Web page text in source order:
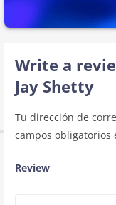
Write a
Jay Shetty
Tu dirección de
campos obligatorios
Review